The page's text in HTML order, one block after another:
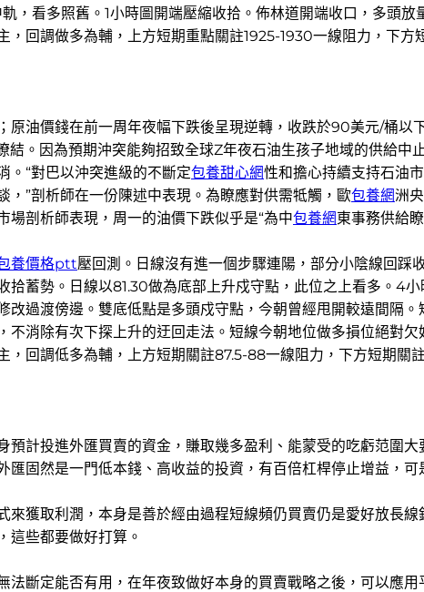
，看多照舊。1小時圖開端壓縮收拾。佈林道開端收口，多頭放
回調做多為輔，上方短期重點關註1925-1930一線阻力，下方
油價錢在前一周年夜幅下跌後呈現逆轉，收跌於90美元/桶以
結。因為預期沖突能夠招致全球Z年夜石油生孩子地域的供給中
。“對巴以沖突進級的不斷定包養甜心網性和擔心持續支持石油
”剖析師在一份陳述中表現。為瞭應對供需牴觸，歐包養網洲
剖析師表現，周一的油價下跌似乎是“為中包養網東事務供給
養價格ptt壓回測。日線沒有進一個步驟連陽，部分小陰線回踩
蓄勢。日線以81.30做為底部上升戍守點，此位之上看多。4小
過渡傍邊。雙底低點是多頭戍守點，今朝曾經甩開較遠間隔
消除有次下探上升的迂回走法。短線今朝地位做多損位絕對
，回調低多為輔，上方短期關註87.5-88一線阻力，下方短期關
投進外匯買賣的資金，賺取幾多盈利、能蒙受的吃虧范圍大
匯固然是一門低本錢、高收益的投資，有百倍杠桿停止增益，
獲取利潤，本身是善於經由過程短線頻仍買賣仍是愛好放長線
這些都要做好打算。
斷定能否有用，在年夜致做好本身的買賣戰略之後，可以應用